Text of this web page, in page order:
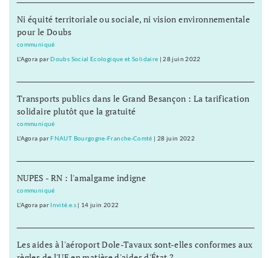
Ni équité territoriale ou sociale, ni vision environnementale
pour le Doubs
communiqué
L'Agora parDoubs Social Ecologique et Solidaire |28 juin 2022
Transports publics dans le Grand Besançon : La tarification
solidaire plutôt que la gratuité
communiqué
L'Agora parFNAUT Bourgogne-Franche-Comté | 28 juin 2022
NUPES - RN : l'amalgame indigne
communiqué
L'Agora par Invité.e.s| 14 juin 2022
Les aides à l'aéroport Dole-Tavaux sont-elles conformes aux